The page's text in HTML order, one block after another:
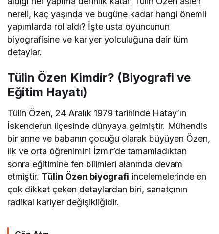
nereli, kaç yaşında ve bugüne kadar hangi önemli
yapımlarda rol aldı? İşte usta oyuncunun
biyografisine ve kariyer yolculuğuna dair tüm
detaylar.
Tülin Özen Kimdir? (Biyografi ve
Eğitim Hayatı)
Tülin Özen, 24 Aralık 1979 tarihinde Hatay’ın
İskenderun ilçesinde dünyaya gelmiştir. Mühendis
bir anne ve babanın çocuğu olarak büyüyen Özen,
ilk ve orta öğrenimini İzmir’de tamamladıktan
sonra eğitimine fen bilimleri alanında devam
etmiştir. Tülin Özen biyografi incelemelerinde en
çok dikkat çeken detaylardan biri, sanatçının
radikal kariyer değişikliğidir.